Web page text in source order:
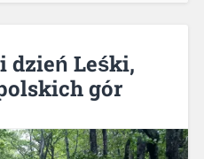
dzień Leśki,
gór